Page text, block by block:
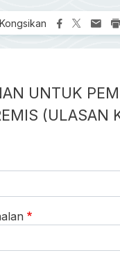
Kongsikan
UNTUK
(ULASAN